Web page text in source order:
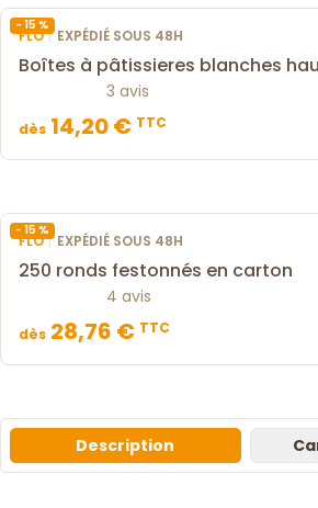
- 15 %
FLO| EXPÉDIÉ SOUS 48H
Boîtes à pâtissieres blanches
3 avis
dès 14,20 € TTC
- 15 %
FLO| EXPÉDIÉ SOUS 48H
250 ronds festonnés en carton
4 avis
dès 28,76 € TTC
Description